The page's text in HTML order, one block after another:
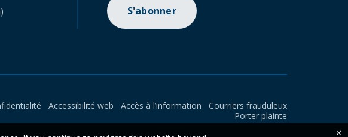
S'abonner
Accessibilité web Accès à l’information
Courriers frauduleux
Porter plainte
×